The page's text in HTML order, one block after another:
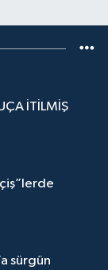
İTİLMİŞ
sürgün